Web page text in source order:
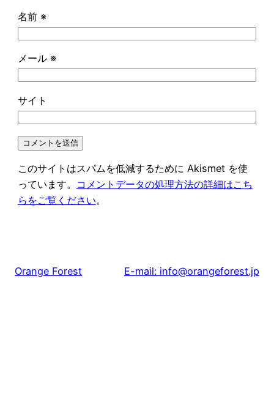
名前 ※
メール ※
サイト
このサイトはスパムを低減するために Akismet を使
っています。
コメントデータの処理方法の詳細はこち
らをご覧ください。
Orange Forest E-mail: info@orangeforest.jp